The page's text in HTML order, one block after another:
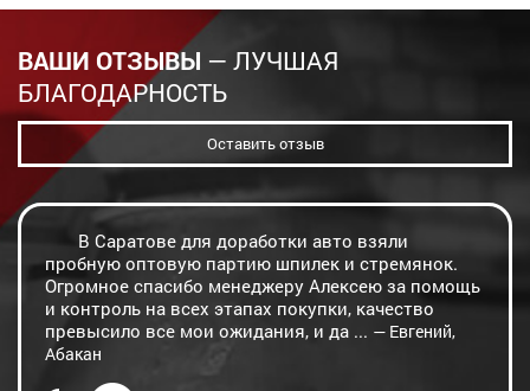
ВАШИ ОТЗЫВЫ — ЛУЧШАЯ
БЛАГОДАРНОСТЬ
Оставить отзыв
В Саратове для доработки авто взяли
пробную оптовую партию шпилек и стремянок.
Огромное спасибо менеджеру Алексею за помощь
и контроль на всех этапах покупки, качество
превысило все мои ожидания, и да ... — Евгений,
Абакан